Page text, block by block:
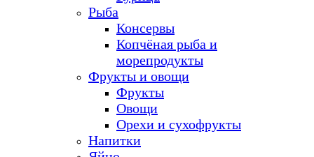
Рыба
Консервы
Копчёная рыба и
морепродукты
Фрукты и овощи
Фрукты
Овощи
Орехи и сухофрукты
Напитки